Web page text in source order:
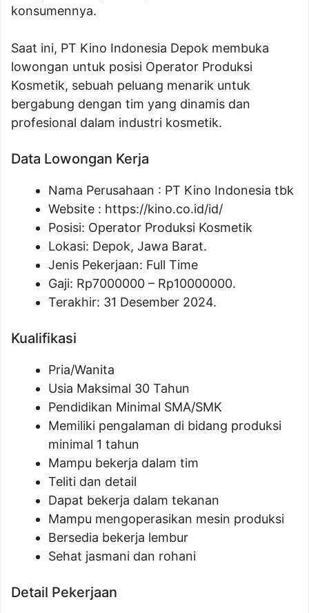
konsumennya.
Saat ini, PT Kino Indonesia Depok membuka
lowongan untuk posisi Operator Produksi
Kosmetik, sebuah peluang menarik untuk
bergabung dengan tim yang dinamis dan
profesional dalam industri kosmetik.
Data Lowongan Kerja
Nama Perusahaan : PT Kino Indonesia tbk
Website : https://kino.co.id/id/
Posisi: Operator Produksi Kosmetik
Lokasi: Depok, Jawa Barat.
Jenis Pekerjaan: Full Time
Gaji: Rp7000000 – Rp10000000.
Terakhir: 31 Desember 2024.
Kualifikasi
Pria/Wanita
Usia Maksimal 30 Tahun
Pendidikan Minimal SMA/SMK
Memiliki pengalaman di bidang produksi
minimal 1 tahun
Mampu bekerja dalam tim
Teliti dan detail
Dapat bekerja dalam tekanan
Mampu mengoperasikan mesin produksi
Bersedia bekerja lembur
Sehat jasmani dan rohani
Detail Pekerjaan